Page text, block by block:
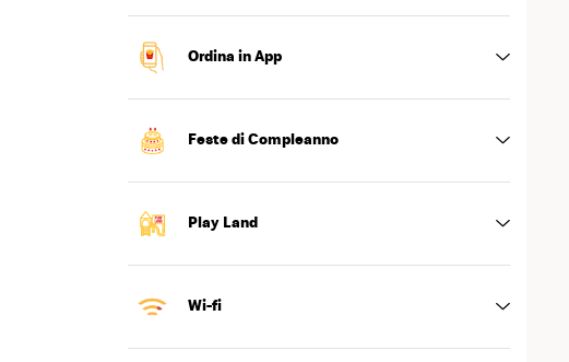
Ordina in App
Feste di Compleanno
Play Land
Wi-fi
in azione con Happy Meal®.